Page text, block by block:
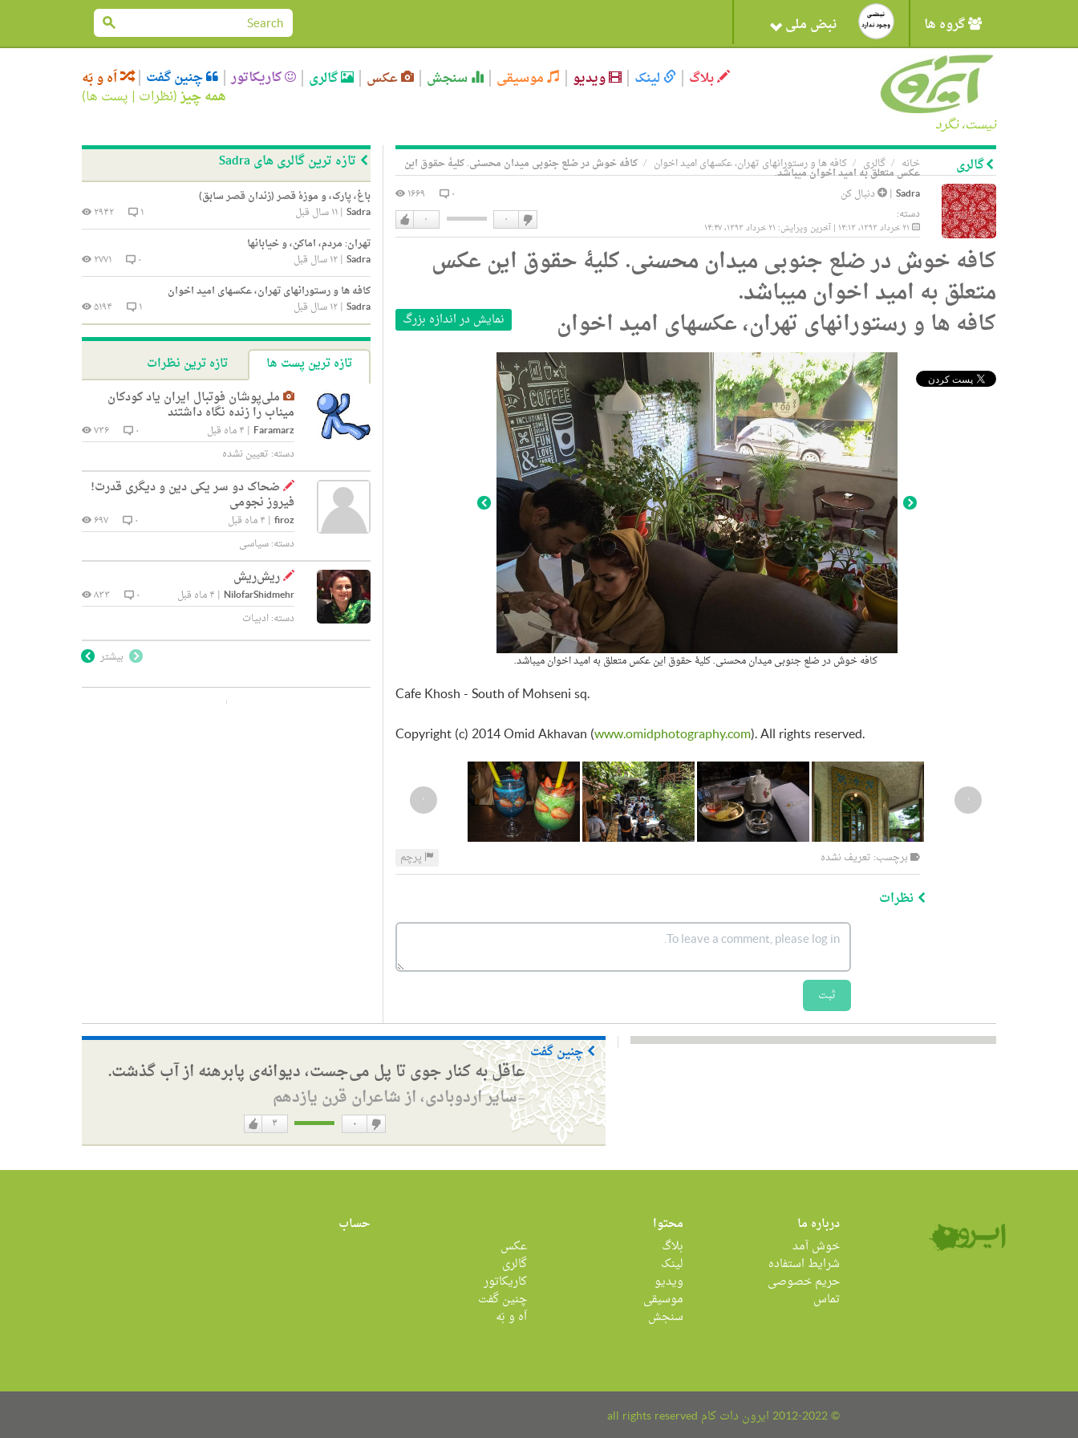
گروه ها نبض ملی
نیست، نگرد
بلاگ لینک ویدیو موسیقی سنجش عکس گالری کاریکاتور چنین گفت اَه و بَه
همه چیز(نظرات | پست ها)
خانه گالری کافه ها و رستورانهای تهران، عکسهای امید اخوان کافه خوش در ضلع جنوبی میدان محسنی. کلیۀ حقوق این
عکس متعلق به امید اخوان میباشد. گالری
Sadra
|
دنبال کن
دسته:
۰ ۱۶۶۹
دوست
۰ ۰
دوست
نداشتن
کافه خوش در ضلع جنوبی میدان محسنی. کلیۀ حقوق این عکس
متعلق به امید اخوان میباشد.
کافه ها و رستورانهای تهران، عکسهای امید اخوان نمایش در اندازه بزرگ
کافه خوش در ضلع جنوبی میدان محسنی. کلیۀ حقوق این عکس متعلق به امید اخوان میباشد.
Cafe Khosh - South of Mohseni sq.
Copyright (c) 2014 Omid Akhavan (www.omidphotography.com). All rights reserved.
‹
›
برچسب: تعریف نشده پرچم
نظرات
ثبت
تازه ترین گالری های Sadra
باغ، پارک، و موزۀ قصر (زندان قصر سابق)
Sadra
|۱۱ سال قبل ۱
۲۹۴۲
تهران: مردم، اماکن، و خیابانها
Sadra
|۱۲ سال قبل ۰
۲۷۷۱
کافه ها و رستورانهای تهران، عکسهای امید اخوان
Sadra
|۱۲ سال قبل ۱ ۵۱۹۴
تازه ترین پست ها
تازه ترین نظرات
ملی‌پوشان فوتبال ایران یاد کودکان
میناب را زنده نگاه داشتند
Faramarz
| ۴ ماه قبل ۰
۷۳۶
دسته: تعیین نشده
ضحاک دو سر یکی دین و دیگری قدرت!
فیروز نجومی
firoz
| ۴ ماه قبل ۰
۶۹۷
دسته:سیاسی
ریش‌ریش
NilofarShidmehr
| ۴ ماه قبل ۰
۸۳۳
دسته:ادبیات
بیشتر
چنین گفت
عاقل به کنار جوی تا پل می‌جست، دیوانه‌ی پابرهنه از آب گذشت.
—سایر اردوبادی، از شاعران قرن یازدهم
دوست
۳ ۰
دوست
درباره ما
خوش آمد
شرایط استفاده
حریم خصوصی
تماس
محتوا
بلاگ
لینک
ویدیو
موسیقی
سنجش
عکس
گالری
کاریکاتور
چنین گفت
اَه و بَه
حساب
© 2012-2022 ایرون دات کام all rights reserved